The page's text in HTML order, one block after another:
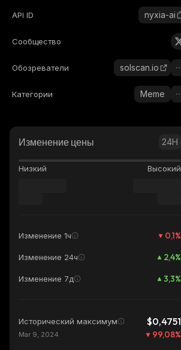
API ID nyxia-ai
Сообщество
Обозреватели solscan.io
Категории Meme
Изменение цены 24H
Низкий Высокий
Изменение 1ч 0,1%
Изменение 24ч 2,4%
Изменение 7д 3,3%
Исторический максимум $0,4751
Mar 9, 2024 99,08%